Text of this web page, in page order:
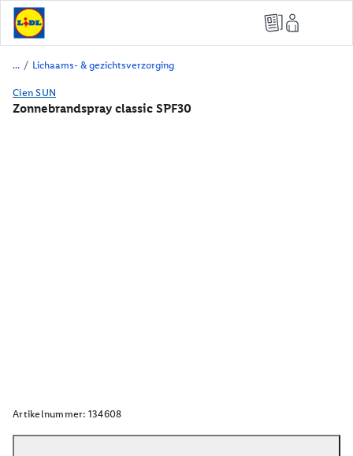
/ Lichaams- & gezichtsverzorging
Cien SUN
Zonnebrandspray classic SPF30
Artikelnummer: 134608